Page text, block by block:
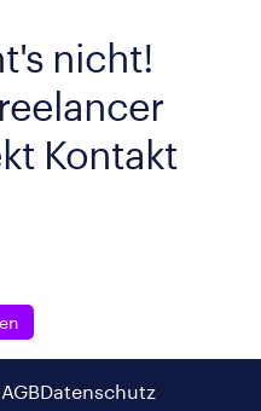
nicht!
Kontakt
AGBDatenschutz